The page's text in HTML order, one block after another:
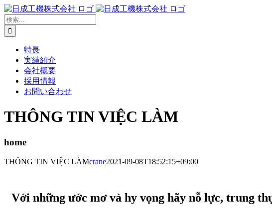
Skip
to
content
検
索
…
特長
実績紹介
会社概要
採用情報
お問い合わせ
THÔNG TIN VIỆC LÀM
home
THÔNG TIN VIỆC LÀMcrane2021-09-08T18:52:15+09:00
Với những ước mơ và hy vọng hãy nỗ lực, trung